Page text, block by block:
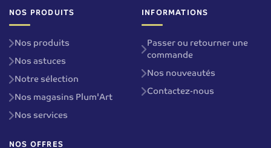
NOS PRODUITS
Nos produits
Nos astuces
Notre sélection
Nos magasins Plum'Art
Nos services
INFORMATIONS
Passer ou retourner une
commande
Nos nouveautés
Contactez-nous
NOS OFFRES